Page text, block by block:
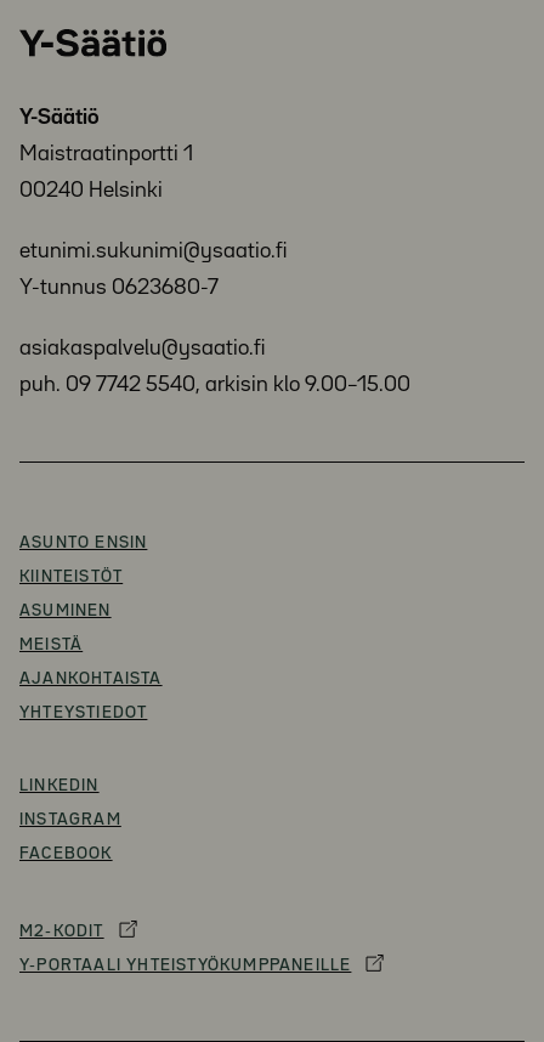
Y-
Y-Säätiö
Maistraatinportti 1
00240 Helsinki
etunimi.sukunimi@ysaatio.fi
Y-tunnus 0623680-7
asiakaspalvelu@ysaatio.fi
puh. 09 7742 5540, arkisin klo 9.00–15.00
ASUNTO ENSIN
KIINTEISTÖT
ASUMINEN
MEISTÄ
AJANKOHTAISTA
YHTEYSTIEDOT
LINKEDIN
INSTAGRAM
FACEBOOK
M2-KODIT
Y-PORTAALI YHTEISTYÖKUMPPANEILLE